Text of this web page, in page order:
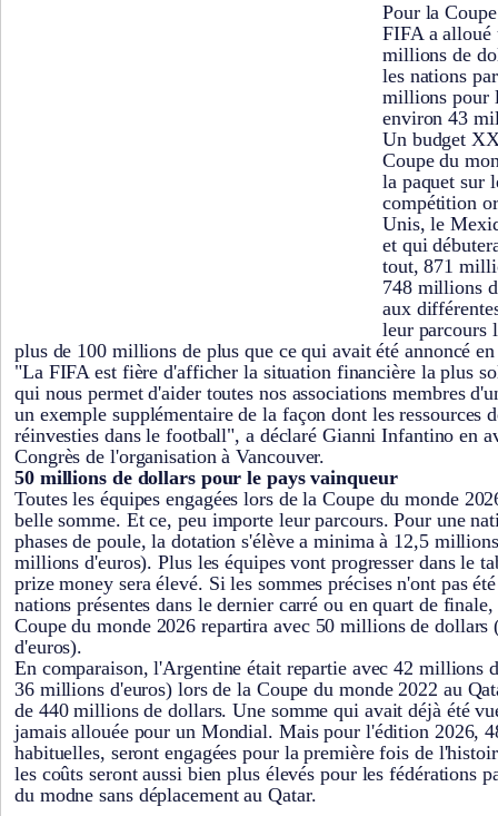
Pour la
FIFA a alloué
millions de
les nations
millions pour
environ 43
Un budget
Coupe du
la paquet sur
compétition
Unis, le
et qui
tout, 871
748 millions
aux
leur parcours
plus de 100 millions de plus que ce qui avait été annoncé
"La FIFA est fière d'afficher la situation financière la plus
qui nous permet d'aider toutes nos associations membres
un exemple supplémentaire de la façon dont les ressources
réinvesties dans le football", a déclaré Gianni Infantino en
Congrès de l'organisation à Vancouver.
50 millions de dollars pour le pays vainqueur
Toutes les équipes engagées lors de la Coupe du monde
belle somme. Et ce, peu importe leur parcours. Pour une
phases de poule, la dotation s'élève a minima à 12,5
millions d'euros). Plus les équipes vont progresser dans le
prize money sera élevé. Si les sommes précises n'ont pas
nations présentes dans le dernier carré ou en quart de
Coupe du monde 2026 repartira avec 50 millions de
d'euros).
En comparaison, l'Argentine était repartie avec 42 millions
36 millions d'euros) lors de la Coupe du monde 2022 au
de 440 millions de dollars. Une somme qui avait déjà été
jamais allouée pour un Mondial. Mais pour l'édition 2026,
habituelles, seront engagées pour la première fois de
les coûts seront aussi bien plus élevés pour les fédérations
du modne sans déplacement au Qatar.